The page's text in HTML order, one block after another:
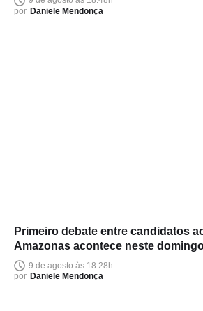
por Daniele Mendonça
Primeiro debate entre candidatos
Amazonas acontece neste
9 de agosto às 18:28h
por Daniele Mendonça